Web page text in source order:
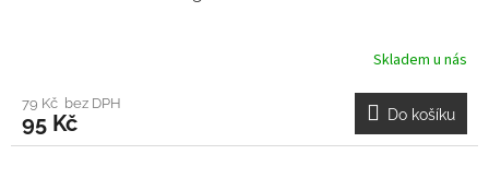
Skladem u nás
79 Kč bez DPH
95 Kč Do košíku